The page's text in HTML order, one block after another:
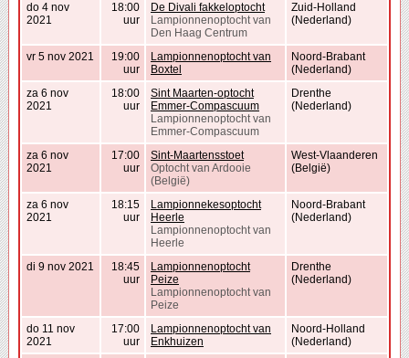
do 4 nov
2021
18:00
uur
De Divali fakkeloptocht
Lampionnenoptocht van
Den Haag Centrum
Zuid-Holland
(Nederland)
vr 5 nov 2021
19:00
uur
Lampionnenoptocht van
Boxtel
Noord-Brabant
(Nederland)
za 6 nov
2021
18:00
uur
Sint Maarten-optocht
Emmer-Compascuum
Lampionnenoptocht van
Emmer-Compascuum
Drenthe
(Nederland)
za 6 nov
2021
17:00
uur
Sint-Maartensstoet
Optocht van Ardooie
(België)
West-Vlaanderen
(België)
za 6 nov
2021
18:15
uur
Lampionnekesoptocht
Heerle
Lampionnenoptocht van
Heerle
Noord-Brabant
(Nederland)
di 9 nov 2021
18:45
uur
Lampionnenoptocht
Peize
Lampionnenoptocht van
Peize
Drenthe
(Nederland)
do 11 nov
2021
17:00
uur
Lampionnenoptocht van
Enkhuizen
Noord-Holland
(Nederland)